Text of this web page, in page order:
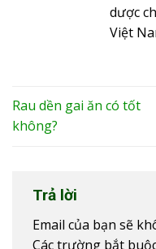
dược
Việt
Rau dền gai ăn có tốt
không?
Trả lời
Email của bạn sẽ
Các trường bắt